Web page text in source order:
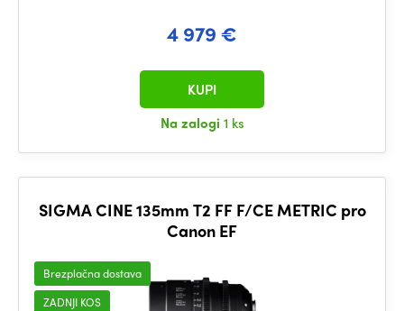
4 979 €
Na zalogi 1 ks
KUPI
SIGMA CINE 135mm T2 FF F/CE METRIC pro
Canon EF
Brezplačna dostava
ZADNJI KOS